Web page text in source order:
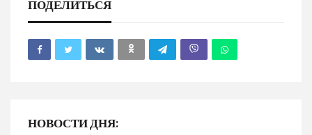
ПОДЕЛИТЬСЯ
НОВОСТИ ДНЯ: